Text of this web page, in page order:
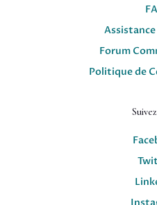
Forum
Politique de